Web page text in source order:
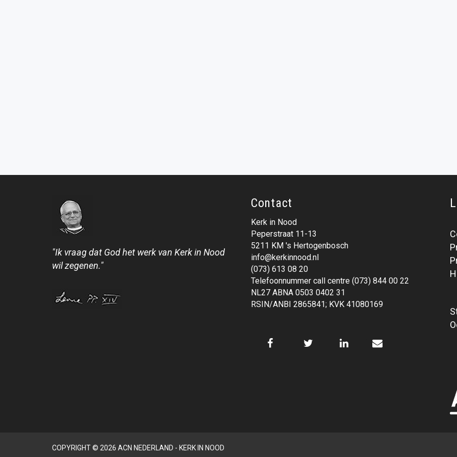
"Ik vraag dat God het werk van Kerk in Nood
wil zegenen."
Contact
Kerk in Nood
Peperstraat 11-13
5211 KM 's Hertogenbosch
info@kerkinnood.nl
(073) 613 08 20
Telefoonnummer call centre (073) 844 00 22
NL27 ABNA 0503 0402 31
RSIN/ANBI 2865841; KVK 41080169
COPYRIGHT © 2026 ACN NEDERLAND - KERK IN NOOD